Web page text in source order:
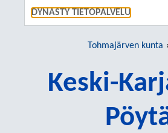
DYNASTY TIETOPALVELU
Tohmajärven kunta
Keski-